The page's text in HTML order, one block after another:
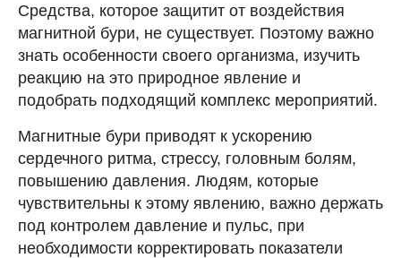
Средства, которое защитит от воздействия
магнитной бури, не существует. Поэтому важно
знать особенности своего организма, изучить
реакцию на это природное явление и
подобрать подходящий комплекс мероприятий.
Магнитные бури приводят к ускорению
сердечного ритма, стрессу, головным болям,
повышению давления. Людям, которые
чувствительны к этому явлению, важно держать
под контролем давление и пульс, при
необходимости корректировать показатели